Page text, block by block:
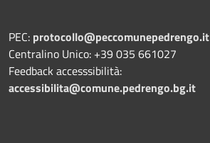
PEC: protocollo@peccomunepedrengo.it
Centralino Unico: +39 035 661027
Feedback accesssibilità:
accessibilita@comune.pedrengo.bg.it